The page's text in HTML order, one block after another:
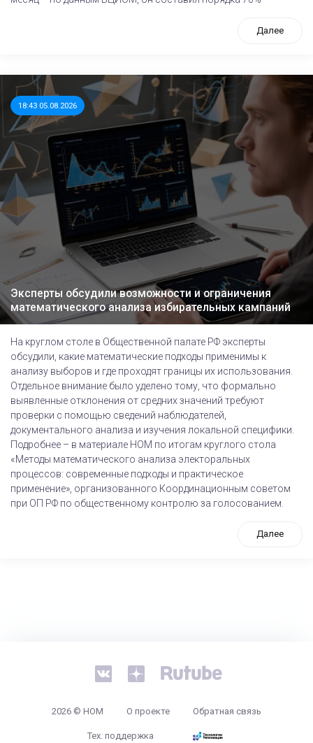
Далее
18:43 05.08.2026
Эксперты обсудили возможности и ограничения
математического анализа избирательных кампаний
На круглом столе в Общественной палате РФ эксперты
обсудили, какие математические подходы применимы к
анализу выборов и где проходят границы их использования.
Отдельное внимание было уделено тому, что формально
выявленные отклонения от средних значений требуют
проверки с помощью сведений наблюдателей,
документального анализа и изучения локальной специфики.
Подробнее – в материале НОМ по итогам круглого стола
«Методы математического анализа электоральных
процессов: современные подходы и практическое
применение», организованного Координационным советом
при ОП РФ по общественному контролю за голосованием.
Далее
2026 © НОМ О проекте Обратная связь
Тех. поддержка